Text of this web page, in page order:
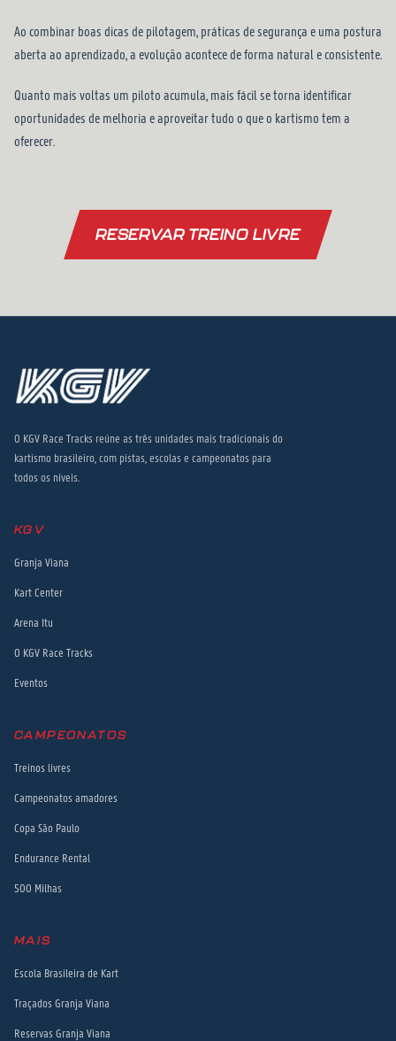
Ao combinar boas dicas de pilotagem, práticas de segurança e uma postura
aberta ao aprendizado, a evolução acontece de forma natural e consistente.
Quanto mais voltas um piloto acumula, mais fácil se torna identificar
oportunidades de melhoria e aproveitar tudo o que o kartismo tem a
oferecer.
RESERVAR TREINO LIVRE
O KGV Race Tracks reúne as três unidades mais tradicionais do
kartismo brasileiro, com pistas, escolas e campeonatos para
todos os níveis.
KGV
Granja Viana
Kart Center
Arena Itu
O KGV Race Tracks
Eventos
CAMPEONATOS
Treinos livres
Campeonatos amadores
Copa São Paulo
Endurance Rental
500 Milhas
MAIS
Escola Brasileira de Kart
Traçados Granja Viana
Reservas Granja Viana